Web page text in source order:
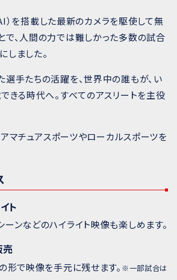
を搭載した最新のカメラを駆使して無
で、人間の力では難しかった多数の試合
しました。
手たちの活躍を、世界中の誰もが、い
きる時代へ。すべてのアスリートを主役
マチュアスポーツやローカルスポーツを
ト
ンなどのハイライト映像も楽しめます。
売
形で映像を手元に残せます。 ※一部試合は